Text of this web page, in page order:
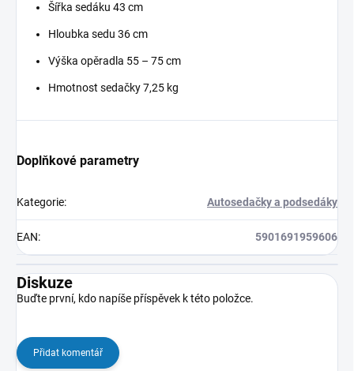
Šířka sedáku 43 cm
Hloubka sedu 36 cm
Výška opěradla 55 – 75 cm
Hmotnost sedačky 7,25 kg
Doplňkové parametry
Kategorie: Autosedačky a podsedáky
EAN: 5901691959606
Diskuze
Buďte první, kdo napíše příspěvek k této položce.
Přidat komentář